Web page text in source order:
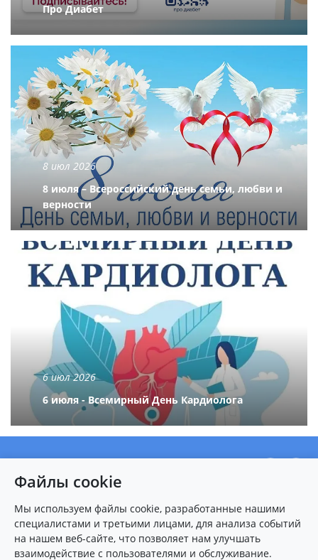
Про Диабет
8 июл 2026
8 июля – Всероссийский день семьи, любви и
верности
6 июл 2026
6 июля - Всемирный День Кардиолога
О центре
Новости
Пациентам
Карта сайта
Контакты
Файлы cookie
Мы используем файлы cookie, разработанные нашими
специалистами и третьими лицами, для анализа событий
на нашем веб-сайте, что позволяет нам улучшать
взаимодействие с пользователями и обслуживание.